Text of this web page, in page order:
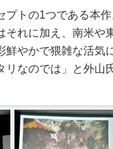
トの1つである本
それに加え、南米や
鮮やかで猥雑な活気
なのでは」と外山